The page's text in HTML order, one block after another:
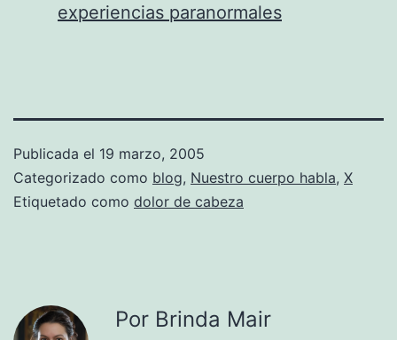
experiencias paranormales
Publicada el 19 marzo, 2005
Categorizado como blog, Nuestro cuerpo habla, X
Etiquetado como dolor de cabeza
Por Brinda Mair